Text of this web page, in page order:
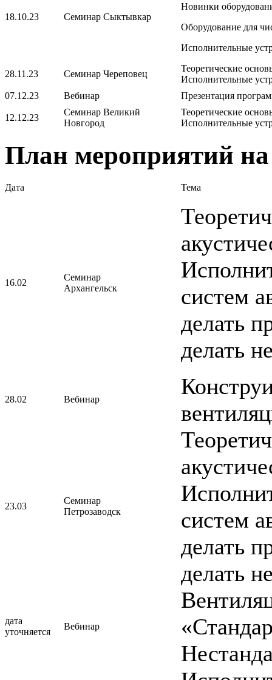
18.10.23 Семинар Сыктывкар
Новинки
Оборудование для
Исполнительные
28.11.23 Семинар Череповец
Теоретические
Исполнительные
07.12.23
Вебинар Презентация
12.12.23
Семинар Великий
Новгород
Теоретические
Исполнительные
План мероприятий на
Дата Тема
16.02
Семинар
Архангельск
систем
делать
делать
28.02 Вебинар
23.03
Семинар
Петрозаводск
систем
делать
делать
дата
уточняется
Вебинар